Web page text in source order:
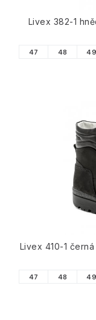
Livex 382-1
47 48 49
Livex 410-1
47 48 49